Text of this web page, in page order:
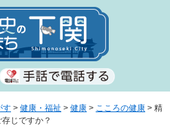
す > 健康・福祉 > 健康 > こころの健康 > 精
じですか？